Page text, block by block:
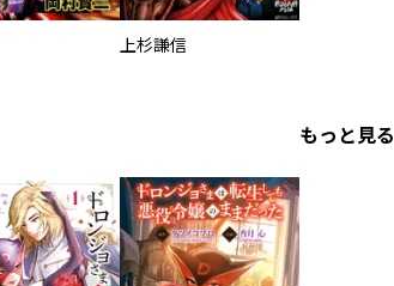
上杉謙信
もっと見る